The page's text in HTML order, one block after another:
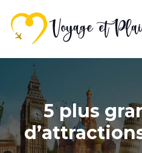
5 plus